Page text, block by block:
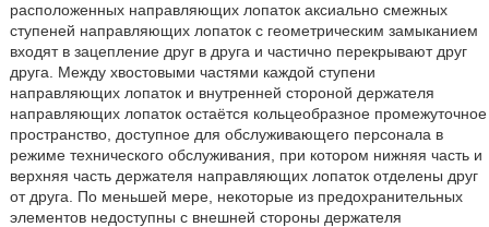
расположенных направляющих лопаток аксиально смежных
ступеней направляющих лопаток с геометрическим замыканием
входят в зацепление друг в друга и частично перекрывают друг
друга. Между хвостовыми частями каждой ступени
направляющих лопаток и внутренней стороной держателя
направляющих лопаток остаётся кольцеобразное промежуточное
пространство, доступное для обслуживающего персонала в
режиме технического обслуживания, при котором нижняя часть и
верхняя часть держателя направляющих лопаток отделены друг
от друга. По меньшей мере, некоторые из предохранительных
элементов недоступны с внешней стороны держателя